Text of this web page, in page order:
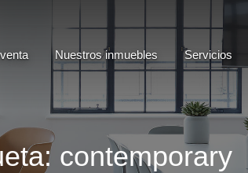
venta Nuestros inmuebles Servicios
Nuestros inmuebles Servicios
contemporary